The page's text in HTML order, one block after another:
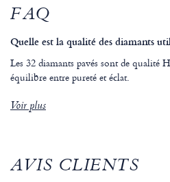
FAQ
Quelle est la qualité des diamants
Les 32 diamants pavés sont de qualité
équilibre entre pureté et éclat.
Voir plus
AVIS CLIENTS